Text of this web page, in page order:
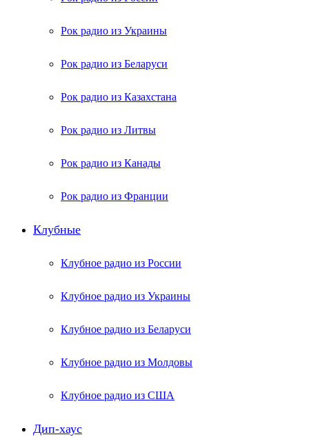
Рок радио из Украины
Рок радио из Беларуси
Рок радио из Казахстана
Рок радио из Литвы
Рок радио из Канады
Рок радио из Франции
Клубные
Клубное радио из России
Клубное радио из Украины
Клубное радио из Беларуси
Клубное радио из Молдовы
Клубное радио из США
Дип-хаус